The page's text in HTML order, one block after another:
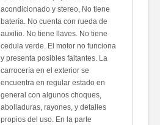
acondicionado y stereo, No tiene
batería. No cuenta con rueda de
auxilio. No tiene llaves. No tiene
cedula verde. El motor no funciona
y presenta posibles faltantes. La
carrocería en el exterior se
encuentra en regular estado en
general con algunos choques,
abolladuras, rayones, y detalles
propios del uso. En la parte